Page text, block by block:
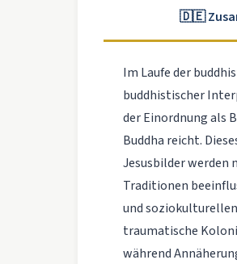
🇩🇪
Im Laufe der
buddhistischer
der Einordnung als
Buddha reicht.
Jesusbilder werden
Traditionen
und
traumatische
während